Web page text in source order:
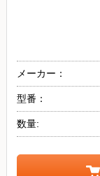
メーカー：
型番：
数量: